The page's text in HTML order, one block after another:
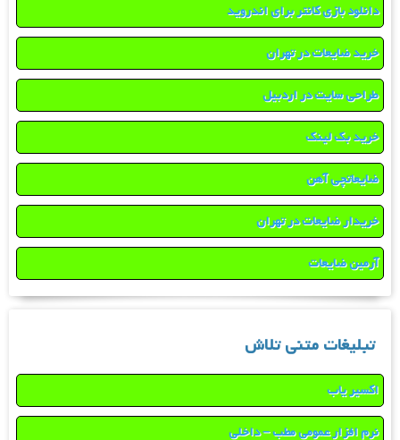
دانلود بازی کانتر برای اندروید
خرید ضایعات در تهران
طراحی سایت در اردبیل
خرید بک لینک
ضایعاتچی آهن
خریدار ضایعات در تهران
آرمین ضایعات
تبلیغات متنی تلاش
اکسیر یاب
نرم افزار عمومی مطب – داخلی